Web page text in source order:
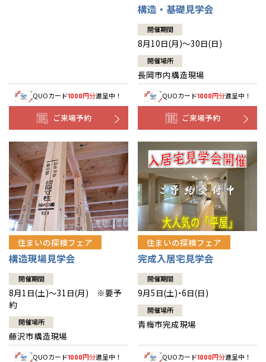
QUOカード1000円分進呈中！
ご来場予約
構造・基礎見学会
開催期間
8月10日(月)～30日(日)
開催場所
長岡市内構造現場
QUOカード1000円分進呈中！
ご来場予約
住まいの探検フェア
構造現場見学会
開催期間
8月1日(土)～31日(月) ※要予
約
開催場所
藤沢市構造現場
QUOカード1000円分進呈中！
住まいの探検フェア
完成入居宅見学会
開催期間
9月5日(土)・6日(日)
開催場所
青梅市完成現場
QUOカード1000円分進呈中！